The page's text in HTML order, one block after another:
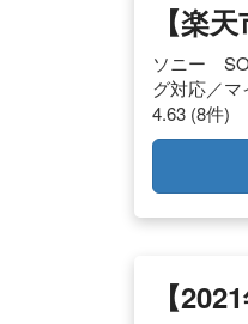
【楽
ソニー
グ対応／
4.63 (8件)
【